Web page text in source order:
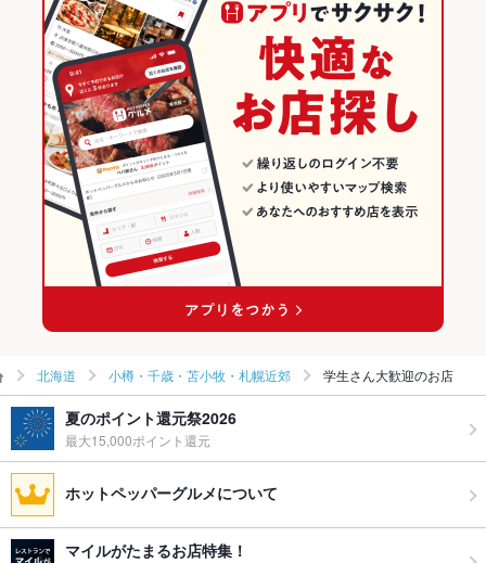
北海道 小樽・千歳・苫小牧・札幌近郊 学生さん大歓迎のお店
夏のポイント還元祭2026
最大15,000ポイント還元
ホットペッパーグルメについて
マイルがたまるお店特集！